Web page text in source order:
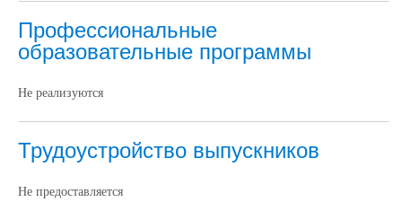
Профессиональные
образовательные программы
Не реализуются
Трудоустройство выпускников
Не предоставляется